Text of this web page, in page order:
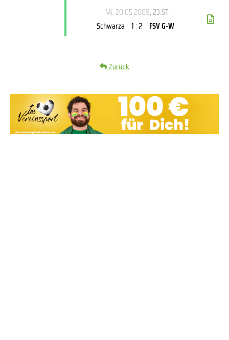
Mi, 20.05.2009, 23.ST
Schwarza 1 : 2 FSV G-W
Zurück